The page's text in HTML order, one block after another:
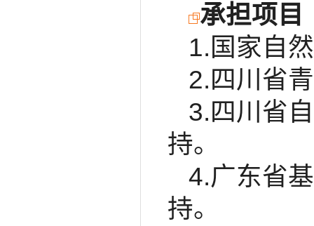
承担项目
1.国家自
2.四川省
3.四川省
持。
4.广东省
持。